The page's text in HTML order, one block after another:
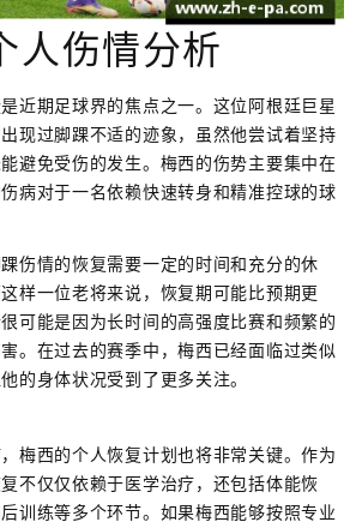
人伤情分析
近期足球界的焦点之一。这位阿根廷巨星
现过脚踝不适的迹象，虽然他尝试着坚持
避免受伤的发生。梅西的伤势主要集中在
病对于一名依赖快速转身和精准控球的球
伤情的恢复需要一定的时间和充分的休
样一位老将来说，恢复期可能比预期更
可能是因为长时间的高强度比赛和频繁的
。在过去的赛季中，梅西已经面临过类似
的身体状况受到了更多关注。
梅西的个人恢复计划也将非常关键。作为
不仅仅依赖于医学治疗，还包括体能恢
训练等多个环节。如果梅西能够按照专业